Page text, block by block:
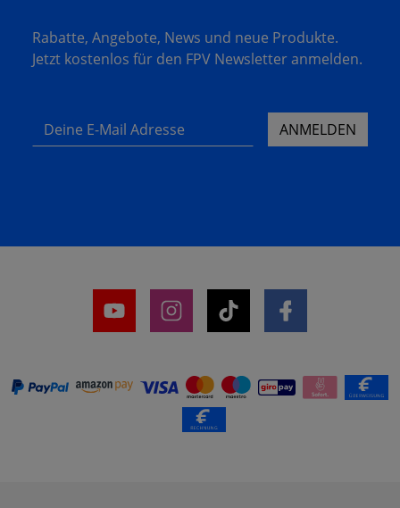
Rabatte, Angebote, News und neue Produkte.
Jetzt kostenlos für den FPV Newsletter anmelden.
Deine E-Mail Adresse ANMELDEN